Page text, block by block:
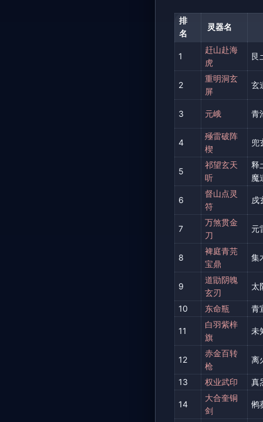
排
名
灵器名
1
赶山赴海
虎
艮
2
重明洞玄
屏
玄
3 元峨 青
4
殛雷破阵
楔
兜
5
祁望玄天
听
释
魔
6
督山点灵
符
戍
7
万煞贯金
刀
元
8
裨庭青芫
宝鼎
集
9
道勖阴魄
玄刃
太
10 东命瓶 青
11
白羽紫梓
旗
未
12
赤金百转
枪
离
13 权业武印 真
14
大合奎铜
剑
鸺